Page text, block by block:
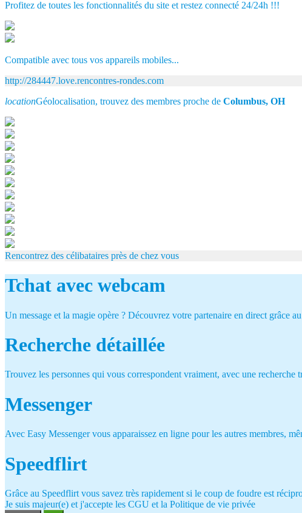
Profitez de toutes les fonctionnalités du site et restez connecté 24/24h !!!
Compatible avec tous vos appareils mobiles...
http://284447.love.rencontres-rondes.com
locationGéolocalisation, trouvez des membres proche de Columbus, OH
Rencontrez des célibataires près de chez vous
Tchat avec webcam
Un message et la magie opère ? Découvrez votre partenaire en direct grâce
Recherche détaillée
Trouvez les personnes qui vous correspondent vraiment, avec une recherche
Messenger
Avec Easy Messenger vous apparaissez en ligne pour les autres membres,
Speedflirt
Grâce au Speedflirt vous savez très rapidement si le coup de foudre est
Je suis majeur(e) et j'accepte les CGU et la Politique de vie privée